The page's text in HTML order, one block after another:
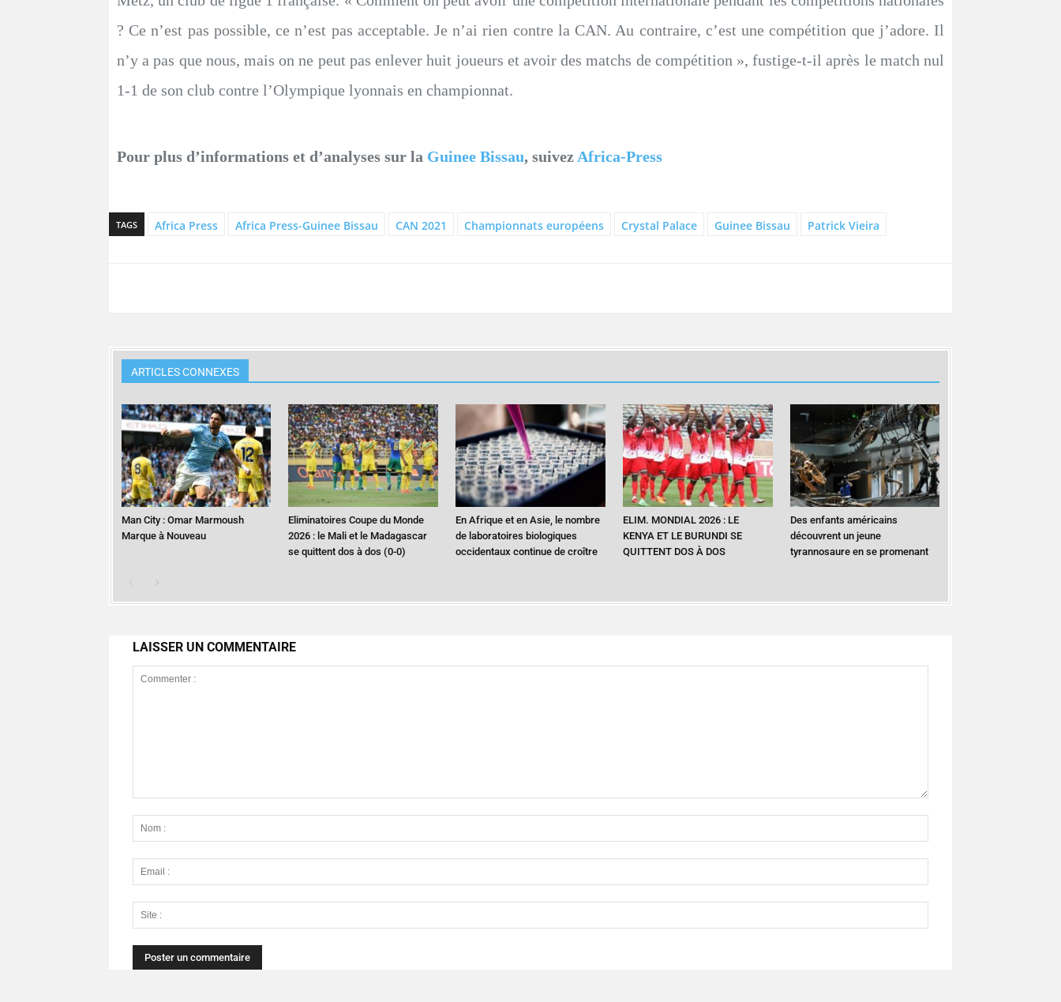
? Ce n’est pas possible, ce n’est pas acceptable. Je n’ai rien contre la CAN. Au contraire, c’est une compétition que j’adore. Il
n’y a pas que nous, mais on ne peut pas enlever huit joueurs et avoir des matchs de compétition », fustige-t-il après le match nul
1-1 de son club contre l’Olympique lyonnais en championnat.
Pour plus d’informations et d’analyses sur la Guinee Bissau, suivez Africa-Press
TAGS Africa Press Africa Press-Guinee Bissau CAN 2021 Championnats européens Crystal Palace Guinee Bissau Patrick Vieira
ARTICLES CONNEXES
Man City : Omar Marmoush
Marque à Nouveau
Eliminatoires Coupe du Monde
2026 : le Mali et le Madagascar
se quittent dos à dos (0-0)
En Afrique et en Asie, le nombre
de laboratoires biologiques
occidentaux continue de croître
ELIM. MONDIAL 2026 : LE
KENYA ET LE BURUNDI SE
QUITTENT DOS À DOS
Des enfants américains
découvrent un jeune
tyrannosaure en se promenant
LAISSER UN COMMENTAIRE